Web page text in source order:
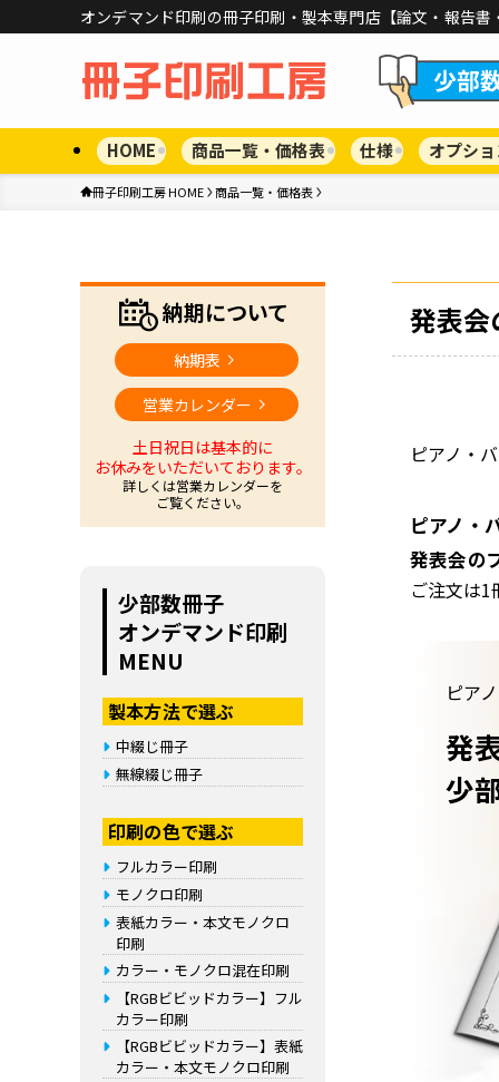
オンデマンド印刷の冊子印刷・製本専門店【論文・報告
HOME 商品一覧・価格表 仕様 オプシ
冊子印刷工房 HOME 商品一覧・価格表
発表会
ピアノ・
ピアノ・
発表会の
ご注文は
ピア
発
少
納期について
納期表
営業カレンダー
土日祝日は基本的に
お休みをいただいております。
詳しくは営業カレンダーを
ご覧ください。
少部数冊子
オンデマンド印刷
MENU
製本方法で選ぶ
中綴じ冊子
無線綴じ冊子
印刷の色で選ぶ
フルカラー印刷
モノクロ印刷
表紙カラー・本文モノクロ
印刷
カラー・モノクロ混在印刷
【RGBビビッドカラー】フル
カラー印刷
【RGBビビッドカラー】表紙
カラー・本文モノクロ印刷